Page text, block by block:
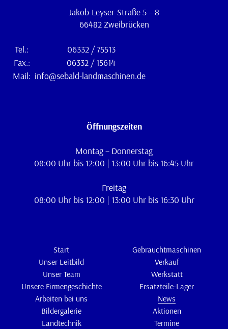
Jakob-Leyser-Straße 5 – 8
66482 Zweibrücken
Tel.:
06332 / 75513
Fax.:
06332 / 15614
Mail: info@sebald-landmaschinen.de
Öffnungszeiten
Montag – Donnerstag
08:00 Uhr bis 12:00 | 13:00 Uhr bis 16:45 Uhr
Freitag
08:00 Uhr bis 12:00 | 13:00 Uhr bis 16:30 Uhr
Start
Unser Leitbild
Unser Team
Unsere Firmengeschichte
Arbeiten bei uns
Bildergalerie
Landtechnik
Gebrauchtmaschinen
Verkauf
Werkstatt
Ersatzteile-Lager
News
Aktionen
Termine